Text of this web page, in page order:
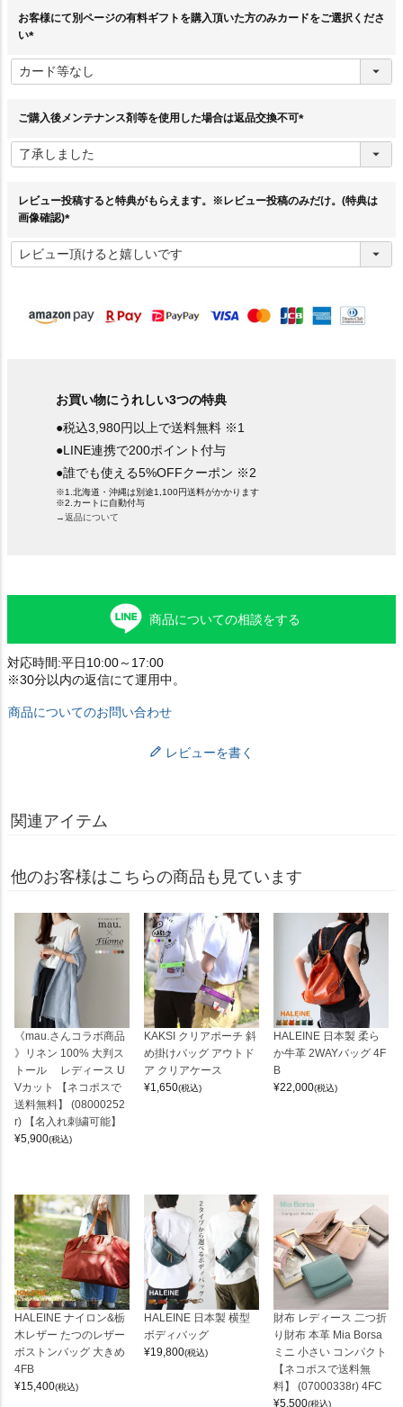
お客様にて別ページの有料ギフトを購入頂いた方のみカードをご選択くださ
い
必
須
ご購入後メンテナンス剤等を使用した場合は返品交換不可
須
レビュー投稿すると特典がもらえます。※レビュー投稿のみだけ。(特典は
画像確認)
必
須
お買い物にうれしい3つの特典
●税込3,980円以上で送料無料 ※1
●LINE連携で200ポイント付与
●誰でも使える5%OFFクーポン ※2
※1.北海道・沖縄は別途1,100円送料がかかります
※2.カートに自動付与
→返品について
商品についての相談をする
対応時間:平日10:00～17:00
※30分以内の返信にて運用中。
商品についてのお問い合わせ
レビューを書く
関連アイテム
他のお客様はこちらの商品も見ています
《mau.さんコラボ商品
》リネン 100% 大判ス
トール レディース U
Vカット 【ネコポスで
送料無料】 (08000252
r) 【名入れ刺繍可能】
¥5,900(税込)
KAKSI クリアポーチ 斜
め掛けバッグ アウトド
ア クリアケース
¥1,650(税込)
HALEINE 日本製 柔ら
か牛革 2WAYバッグ 4F
B
¥22,000(税込)
HALEINE ナイロン&栃
木レザー たつのレザー
ボストンバッグ 大きめ
4FB
¥15,400(税込)
HALEINE 日本製 横型
ボディバッグ
¥19,800(税込)
財布 レディース 二つ折
り財布 本革 Mia Borsa
ミニ 小さい コンパクト
【ネコポスで送料無
料】 (07000338r) 4FC
¥5,500(税込)